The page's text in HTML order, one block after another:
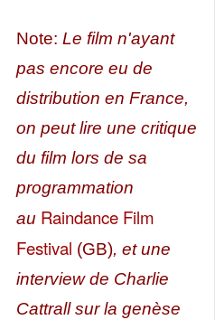
Note: Le film n'ayant
pas encore eu de
distribution en France,
on peut lire une critique
du film lors de sa
programmation
au Raindance Film
Festival (GB), et une
interview de Charlie
Cattrall sur la genèse